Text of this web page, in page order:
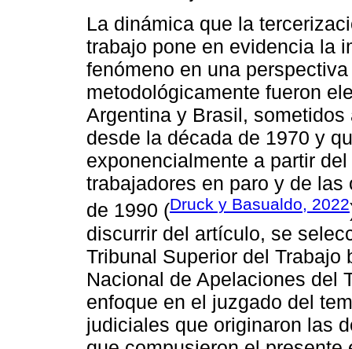
La dinámica que la
trabajo pone en evidencia la
fenómeno en una
metodológicamente fueron
Argentina y Brasil,
desde la década de 1970 y
exponencialmente a partir
trabajadores en paro y de
de 1990 (Druck y Basualdo, 2022
discurrir del artículo, se
Tribunal Superior del Trabajo
Nacional de Apelaciones del
enfoque en el juzgado del
judiciales que originaron las